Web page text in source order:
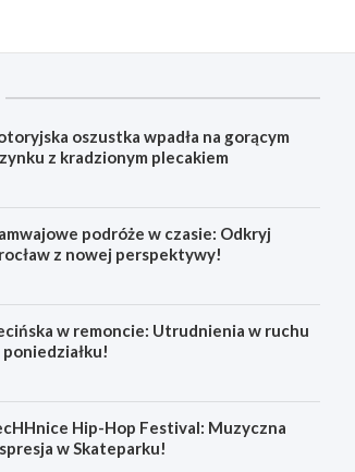
oszustka wpadła na gorącym
z kradzionym plecakiem
podróże w czasie: Odkryj
z nowej perspektywy!
w remoncie: Utrudnienia w ruchu
poniedziałku!
Hip-Hop Festival: Muzyczna
w Skateparku!